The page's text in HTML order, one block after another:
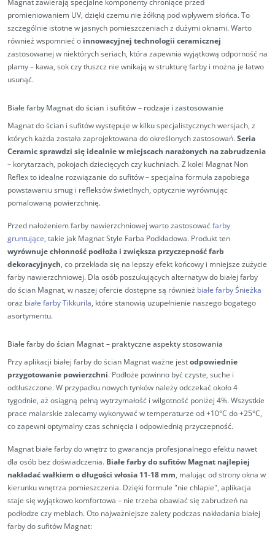
Magnat zawierają specjalne komponenty chroniące przed
promieniowaniem UV, dzięki czemu nie żółkną pod wpływem słońca. To
szczególnie istotne w jasnych pomieszczeniach z dużymi oknami. Warto
również wspomnieć o innowacyjnej technologii ceramicznej
zastosowanej w niektórych seriach, która zapewnia wyjątkową odporność na
plamy – kawa, sok czy tłuszcz nie wnikają w strukturę farby i można je łatwo
usunąć.
Białe farby Magnat do ścian i sufitów – rodzaje i zastosowanie
Magnat do ścian i sufitów występuje w kilku specjalistycznych wersjach, z
których każda została zaprojektowana do określonych zastosowań.Seria
Ceramic sprawdzi się idealnie w miejscach narażonych na zabrudzenia
– korytarzach, pokojach dziecięcych czy kuchniach. Z kolei Magnat Non
Reflex to idealne rozwiązanie do sufitów – specjalna formuła zapobiega
powstawaniu smug i refleksów świetlnych, optycznie wyrównując
pomalowaną powierzchnię.
Przed nałożeniem farby nawierzchniowej warto zastosowaćfarby
gruntujące, takie jak Magnat Style Farba Podkładowa. Produkt ten
wyrównuje chłonność podłoża i zwiększa przyczepność farb
dekoracyjnych, co przekłada się na lepszy efekt końcowy i mniejsze zużycie
farby nawierzchniowej. Dla osób poszukujących alternatyw do białej farby
do ścian Magnat, w naszej ofercie dostępne są również białe farby Śnieżka
oraz białe farby Tikkurila, które stanowią uzupełnienie naszego bogatego
asortymentu.
Białe farby do ścian Magnat – praktyczne aspekty stosowania
Przy aplikacji białej farby do ścian Magnat ważne jestodpowiednie
przygotowanie powierzchni. Podłoże powinno być czyste, suche i
odtłuszczone. W przypadku nowych tynków należy odczekać około 4
tygodnie, aż osiągną pełną wytrzymałość i wilgotność poniżej 4%. Wszystkie
prace malarskie zalecamy wykonywać w temperaturze od +10°C do +25°C,
co zapewni optymalny czas schnięcia i odpowiednią przyczepność.
Magnat białe farby do wnętrz to gwarancja profesjonalnego efektu nawet
dla osób bez doświadczenia. Białe farby do sufitów Magnat najlepiej
nakładać wałkiem o długości włosia 11-18 mm, malując od strony okna w
kierunku wnętrza pomieszczenia. Dzięki formule "nie chlapie", aplikacja
staje się wyjątkowo komfortowa – nie trzeba obawiać się zabrudzeń na
podłodze czy meblach. Oto najważniejsze zalety podczas nakładania białej
farby do sufitów Magnat: